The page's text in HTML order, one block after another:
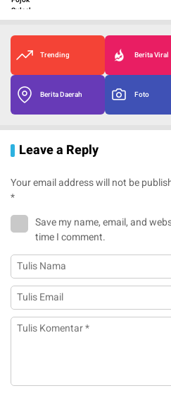
Trending Berita Viral
Berita Daerah Foto
Leave a Reply
Your email address will not be
*
Save my name, email, and
time I comment.